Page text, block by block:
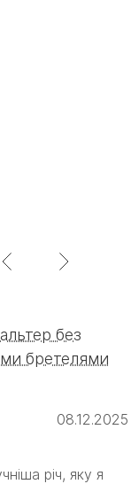
без
бретелями
08.12.2025
річ, яку я
річ, яку я